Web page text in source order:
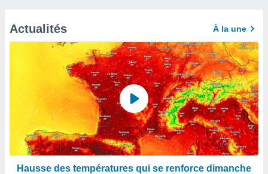
Actualités À la une
Hausse des températures qui se renforce dimanche